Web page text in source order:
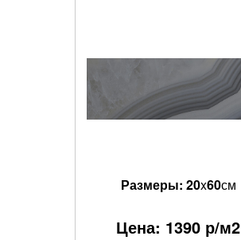
Размеры: 20x60см
Цена: 1390 р/м2